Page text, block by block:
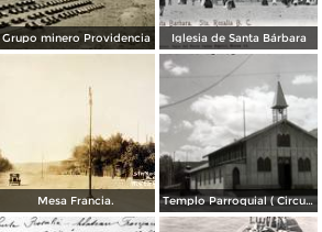
Grupo minero Providencia Iglesia de Santa Bárbara
Mesa Francia. Templo Parroquial ( Circulada el 31 de Enero de 1953 ).